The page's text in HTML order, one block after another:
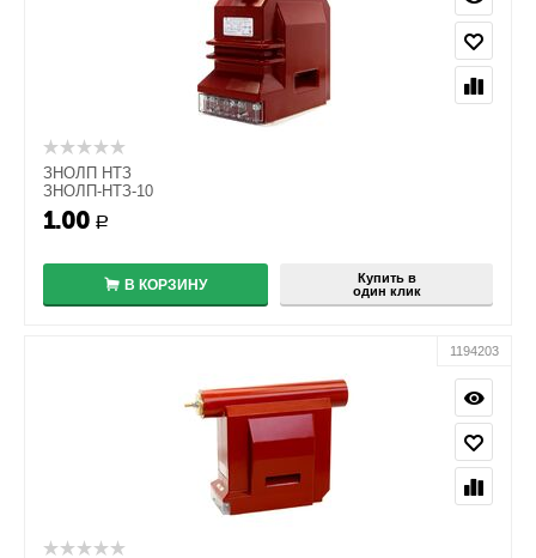
ЗНОЛП НТЗ
ЗНОЛП-НТЗ-10
1.00 Р
В КОРЗИНУ
Купить в
один клик
1194203